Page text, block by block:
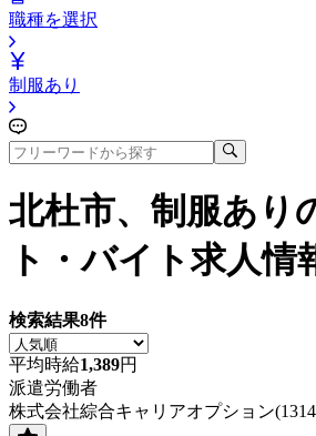
職種を選択
制服あり
北杜市、制服あり
ト・バイト求人情
検索結果8件
平均時給1,389円
派遣労働者
株式会社綜合キャリアオプション